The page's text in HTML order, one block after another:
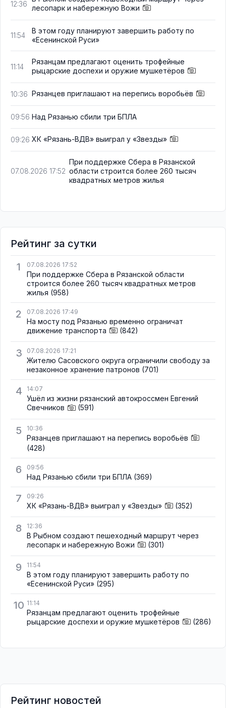
12:36
лесопарк и набережную Вожи
11:54
В этом году планируют завершить работу по
«Есенинской Руси»
11:14
Рязанцам предлагают оценить трофейные
рыцарские доспехи и оружие мушкетёров
10:36 Рязанцев приглашают на перепись воробьёв
09:56 Над Рязанью сбили три БПЛА
09:26 ХК «Рязань-ВДВ» выиграл у «Звезды»
07.08.2026 17:52
При поддержке Сбера в Рязанской
области строится более 260 тысяч
квадратных метров жилья
Рейтинг за сутки
1
07.08.2026 17:52
При поддержке Сбера в Рязанской области
строится более 260 тысяч квадратных метров
жилья (958)
2 07.08.2026 17:49
На мосту под Рязанью временно ограничат
движение транспорта
(842)
3 07.08.2026 17:21
Жителю Сасовского округа ограничили свободу за
незаконное хранение патронов (701)
4 14:07
Ушёл из жизни рязанский автокроссмен Евгений
Свечников
(591)
5 10:36
Рязанцев приглашают на перепись воробьёв
(428)
6 09:56
Над Рязанью сбили три БПЛА (369)
7 09:26
ХК «Рязань-ВДВ» выиграл у «Звезды» (352)
8 12:36
В Рыбном создают пешеходный маршрут через
лесопарк и набережную Вожи
(301)
9 11:54
В этом году планируют завершить работу по
«Есенинской Руси» (295)
10 11:14
Рязанцам предлагают оценить трофейные
рыцарские доспехи и оружие мушкетёров
(286)
Рейтинг новостей